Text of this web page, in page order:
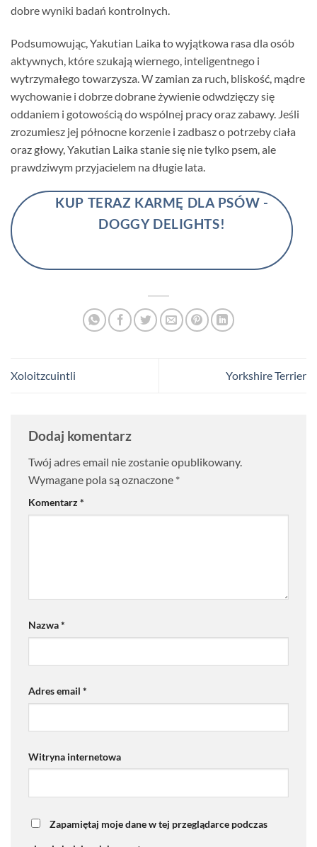
dobre wyniki badań kontrolnych.
Podsumowując, Yakutian Laika to wyjątkowa rasa dla osób
aktywnych, które szukają wiernego, inteligentnego i
wytrzymałego towarzysza. W zamian za ruch, bliskość, mądre
wychowanie i dobrze dobrane żywienie odwdzięczy się
oddaniem i gotowością do wspólnej pracy oraz zabawy. Jeśli
zrozumiesz jej północne korzenie i zadbasz o potrzeby ciała
oraz głowy, Yakutian Laika stanie się nie tylko psem, ale
prawdziwym przyjacielem na długie lata.
KUP TERAZ KARMĘ DLA PSÓW -
DOGGY DELIGHTS!
Xoloitzcuintli Yorkshire Terrier
Dodaj komentarz
Twój adres email nie zostanie opublikowany.
Wymagane pola są oznaczone *
Komentarz*
Nazwa*
Adres email *
Witryna internetowa
Zapamiętaj moje dane w tej przeglądarce podczas